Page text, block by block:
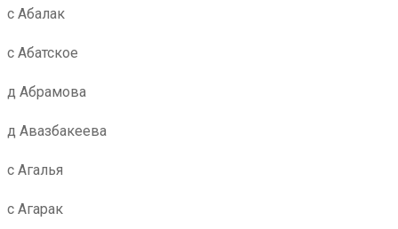
с Абалак
с Абатское
д Абрамова
д Авазбакеева
с Агалья
с Агарак